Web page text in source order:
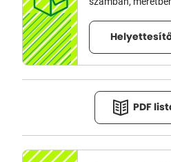
PDF